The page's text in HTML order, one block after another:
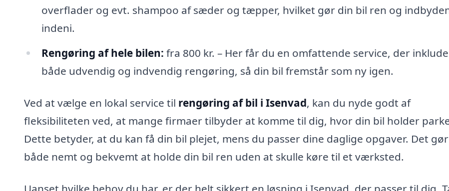
overflader og evt. shampoo af sæder og tæpper, hvilket gør din bil ren og
indeni.
Rengøring af hele bilen: fra 800 kr. – Her får du en omfattende service, der
både udvendig og indvendig rengøring, så din bil fremstår som ny igen.
Ved at vælge en lokal service til rengøring af bil i Isenvad, kan du nyde godt af
fleksibiliteten ved, at mange firmaer tilbyder at komme til dig, hvor din bil holder
Dette betyder, at du kan få din bil plejet, mens du passer dine daglige opgaver. Det
både nemt og bekvemt at holde din bil ren uden at skulle køre til et værksted.